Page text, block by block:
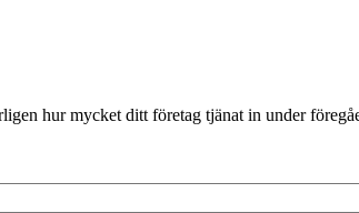
hur mycket ditt företag tjänat in under